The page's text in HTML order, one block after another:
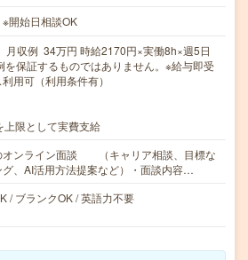
開始日相談OK
収例 34万円 時給2170円×実働8h×週5日
保証するものではありません。※給与即受
用可（利用条件有）
上限として実費支給
オンライン面談 （キャリア相談、目標な
グ、AI活用方法提案など）・面談内容…
/ ブランクOK / 英語力不要